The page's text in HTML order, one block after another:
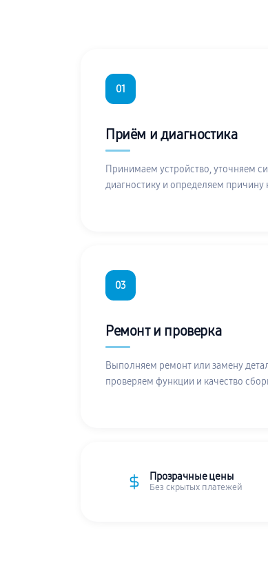
01
Приём и диагностика
Принимаем устройство, уточняем
диагностику и определяем причину
03
Ремонт и проверка
Выполняем ремонт или замену
проверяем функции и качество
Прозрачные цены
Без скрытых платежей